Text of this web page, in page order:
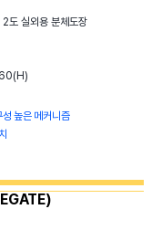
도 실외용 분체도장
높은 메커니즘